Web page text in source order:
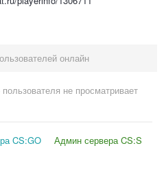
онлайн
не просматривает
CS:GO
Админ сервера CS:S